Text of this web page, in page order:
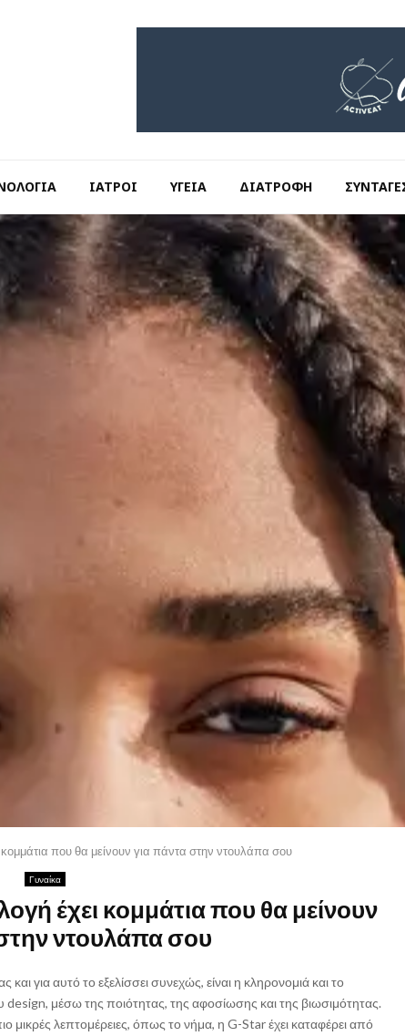
ΙΑΤΡΟΊ ΥΓΕΊΑ ΔΙΑΤΡΟΦΉ
που θα μείνουν για πάντα στην ντουλάπα σου
Γυναίκα
έχει κομμάτια που θα μείνουν
ντουλάπα σου
για αυτό το εξελίσσει συνεχώς, είναι η κληρονομιά και το
design, μέσω της ποιότητας, της αφοσίωσης και της βιωσιμότητας.
μικρές λεπτομέρειες, όπως το νήμα, η G-Star έχει καταφέρει από